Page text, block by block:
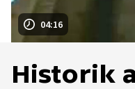
04:16
Historik